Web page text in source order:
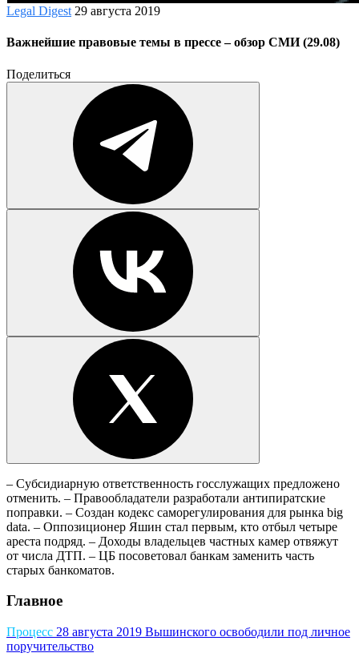
Legal Digest 29 августа 2019
Важнейшие правовые темы в прессе – обзор СМИ (29.08)
Поделиться
– Субсидиарную ответственность госслужащих предложено
отменить. – Правообладатели разработали антипиратские
поправки. – Создан кодекс саморегулирования для рынка big
data. – Оппозиционер Яшин стал первым, кто отбыл четыре
ареста подряд. – Доходы владельцев частных камер отвяжут
от числа ДТП. – ЦБ посоветовал банкам заменить часть
старых банкоматов.
Главное
Процесс 28 августа 2019 Вышинского освободили под личное
поручительство